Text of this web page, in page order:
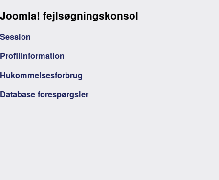
Joomla! fejlsøgningskonsol
Session
Profilinformation
Hukommelsesforbrug
Database forespørgsler